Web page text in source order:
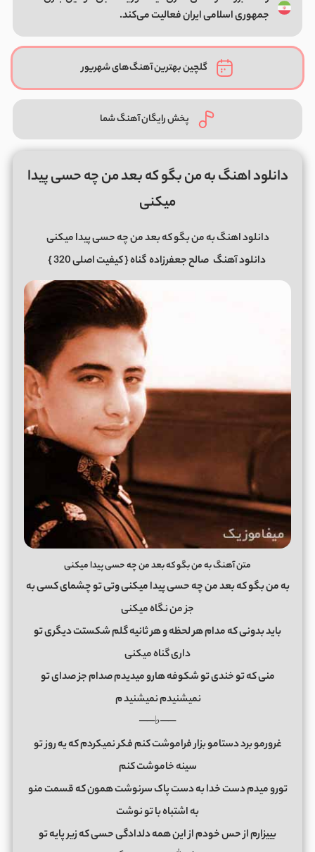
جمهوری اسلامی ایران فعالیت می‌کند.
گلچین بهترین آهنگ‌های شهریور
پخش رایگان آهنگ شما
دانلود اهنگ به من بگو که بعد من چه حسی پیدا
میکنی
دانلود اهنگ به من بگو که بعد من چه حسی پیدا میکنی
دانلود آهنگ صالح جعفرزادهگناه{ کیفیت اصلی 320 }
متن آهنگ به من بگو که بعد من چه حسی پیدا میکنی
به من بگو که بعد من چه حسی پیدا میکنی وتی تو چشمای کسی به
جز من نگاه میکنی
باید بدونی که مدام هر لحظه و هر ثانیه گلم شکستت دیگری تو
داری گناه میکنی
منی که تو خندی تو شکوفه هارو میدیدم صدام جز صدای تو
نمیشنیدم نمیشنیدم
──♭──
غرورمو برد دستامو بزار فراموشت کنم فکر نمیکردم که یه روز تو
سینه خاموشت کنم
تورو میدم دست خدا به دست پاک سرنوشت همون که قسمت منو
به اشتباه با تو نوشت
بییزارم از حس خودم از این همه دلدادگی حسی که زیر پایه تو